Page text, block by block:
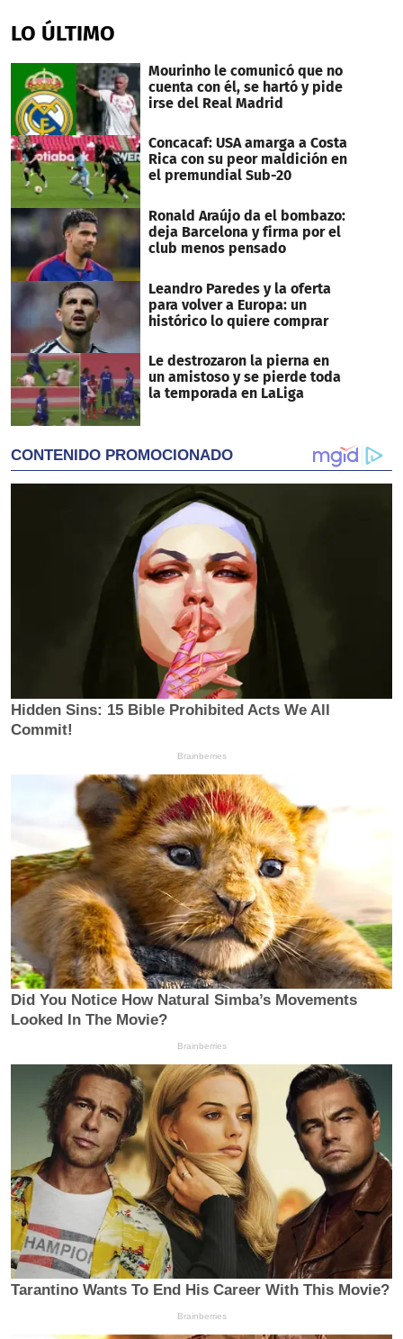
of
34
LO ÚLTIMO
Mourinho le comunicó que no
cuenta con él, se hartó y pide
irse del Real Madrid
Concacaf: USA amarga a Costa
Rica con su peor maldición en
el premundial Sub-20
Ronald Araújo da el bombazo:
deja Barcelona y firma por el
club menos pensado
Leandro Paredes y la oferta
para volver a Europa: un
histórico lo quiere comprar
Le destrozaron la pierna en
un amistoso y se pierde toda
la temporada en LaLiga